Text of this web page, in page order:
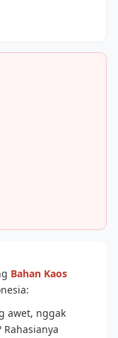
Bahan Kaos
awet, nggak